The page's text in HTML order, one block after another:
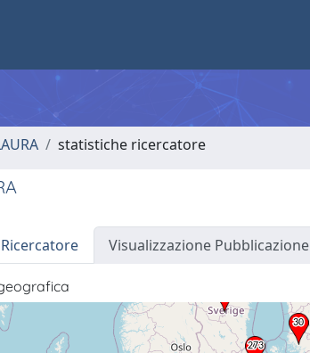
statistiche ricercatore
Visualizzazione Pubblicazione